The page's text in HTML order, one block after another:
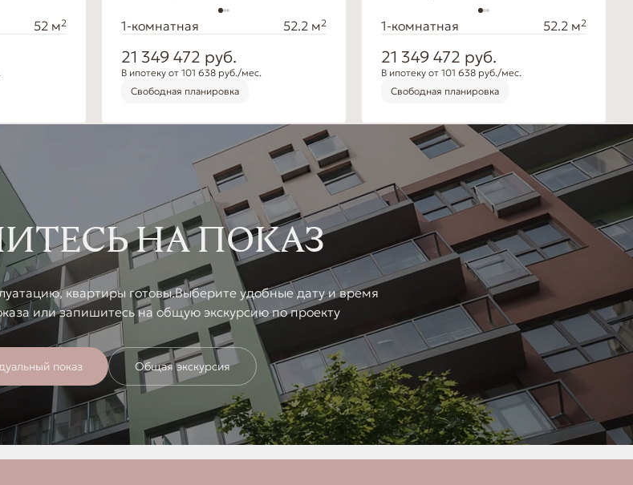
52 м2 1-комнатная 52.2 м2
21 349 472 руб.
В ипотеку от 101 638 руб./мес.
Свободная планировка
1-комнатная 52.2 м2
21 349 472 руб.
В ипотеку от 101 638 руб./мес.
Свободная планировка
НА ПОКАЗ
квартиры готовы.Выберите удобные дату и время
или запишитесь на общую экскурсию по проекту
показ Общая экскурсия